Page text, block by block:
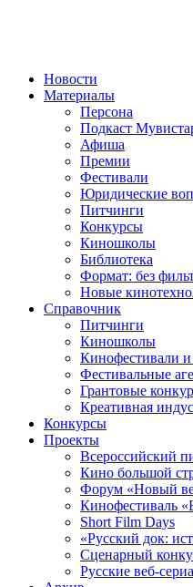
Новости
Материалы
Персона
Подкаст
Афиша
Премии
Фестивали
Юридические
Питчинги
Конкурсы
Киношколы
Библиотека
Формат: без
Новые
Справочник
Питчинги
Киношколы
Кинофестивали
Фестивальные
Грантовые
Креативная
Конкурсы
Проекты
Всероссийский
Кино большой
Форум «Новый
Кинофестиваль
Short Film Days
«Русский док:
Сценарный
Русские веб-